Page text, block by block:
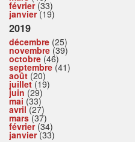
février(33)
janvier(19)
2019
décembre (25)
novembre (39)
octobre (46)
septembre (41)
août (20)
juillet(19)
juin (29)
mai (33)
avril(27)
mars(37)
février(34)
janvier(33)